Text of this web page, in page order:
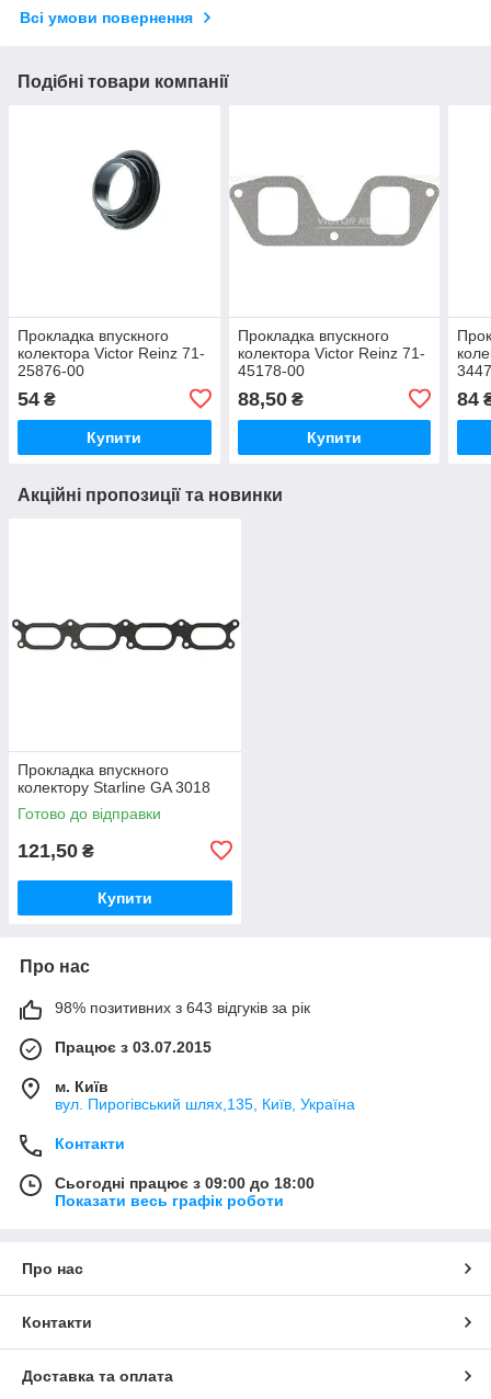
Всі умови повернення
Подібні товари компанії
Прокладка впускного
колектора Victor Reinz 71-
25876-00
54 ₴
Купити
Прокладка впускного
колектора Victor Reinz 71-
45178-00
88,50₴
Купити
84
Акційні пропозиції та новинки
Прокладка впускного
колектору Starline GA 3018
Готово до відправки
121,50 ₴
Купити
Про нас
98% позитивних з 643 відгуків за рік
Працює з 03.07.2015
м. Київ
вул. Пирогівський шлях,135, Київ, Україна
Контакти
Сьогодні працює з 09:00 до 18:00
Показати весь графік роботи
Про нас
Контакти
Доставка та оплата